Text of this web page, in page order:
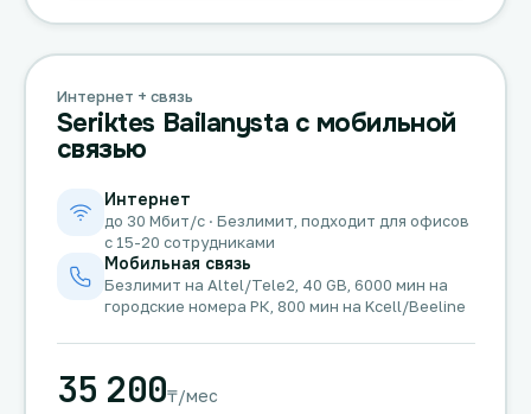
Интернет + связь
Seriktes Bailanysta с мобильной
связью
Интернет
до 30 Мбит/с · Безлимит, подходит для офисов
с 15-20 сотрудниками
Мобильная связь
Безлимит на Altel/Tele2, 40 GB, 6000 мин на
городские номера РК, 800 мин на Kcell/Beeline
35 200₸/мес